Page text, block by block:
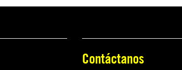
Contáctanos